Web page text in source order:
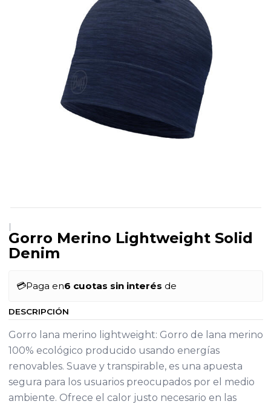
|
Gorro Merino Lightweight Solid
Denim
💳Paga en6 cuotas sin interés de
DESCRIPCIÓN
Gorro lana merino lightweight: Gorro de lana merino
100% ecológico producido usando energías
renovables. Suave y transpirable, es una apuesta
segura para los usuarios preocupados por el medio
ambiente. Ofrece el calor justo necesario en las